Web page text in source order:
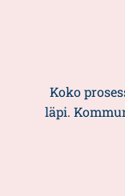
Koko
läpi.